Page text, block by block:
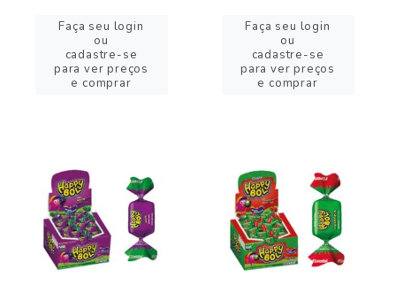
Faça seu login
ou
cadastre-se
para ver preços
e comprar
Faça seu login
ou
cadastre-se
para ver preços
e comprar